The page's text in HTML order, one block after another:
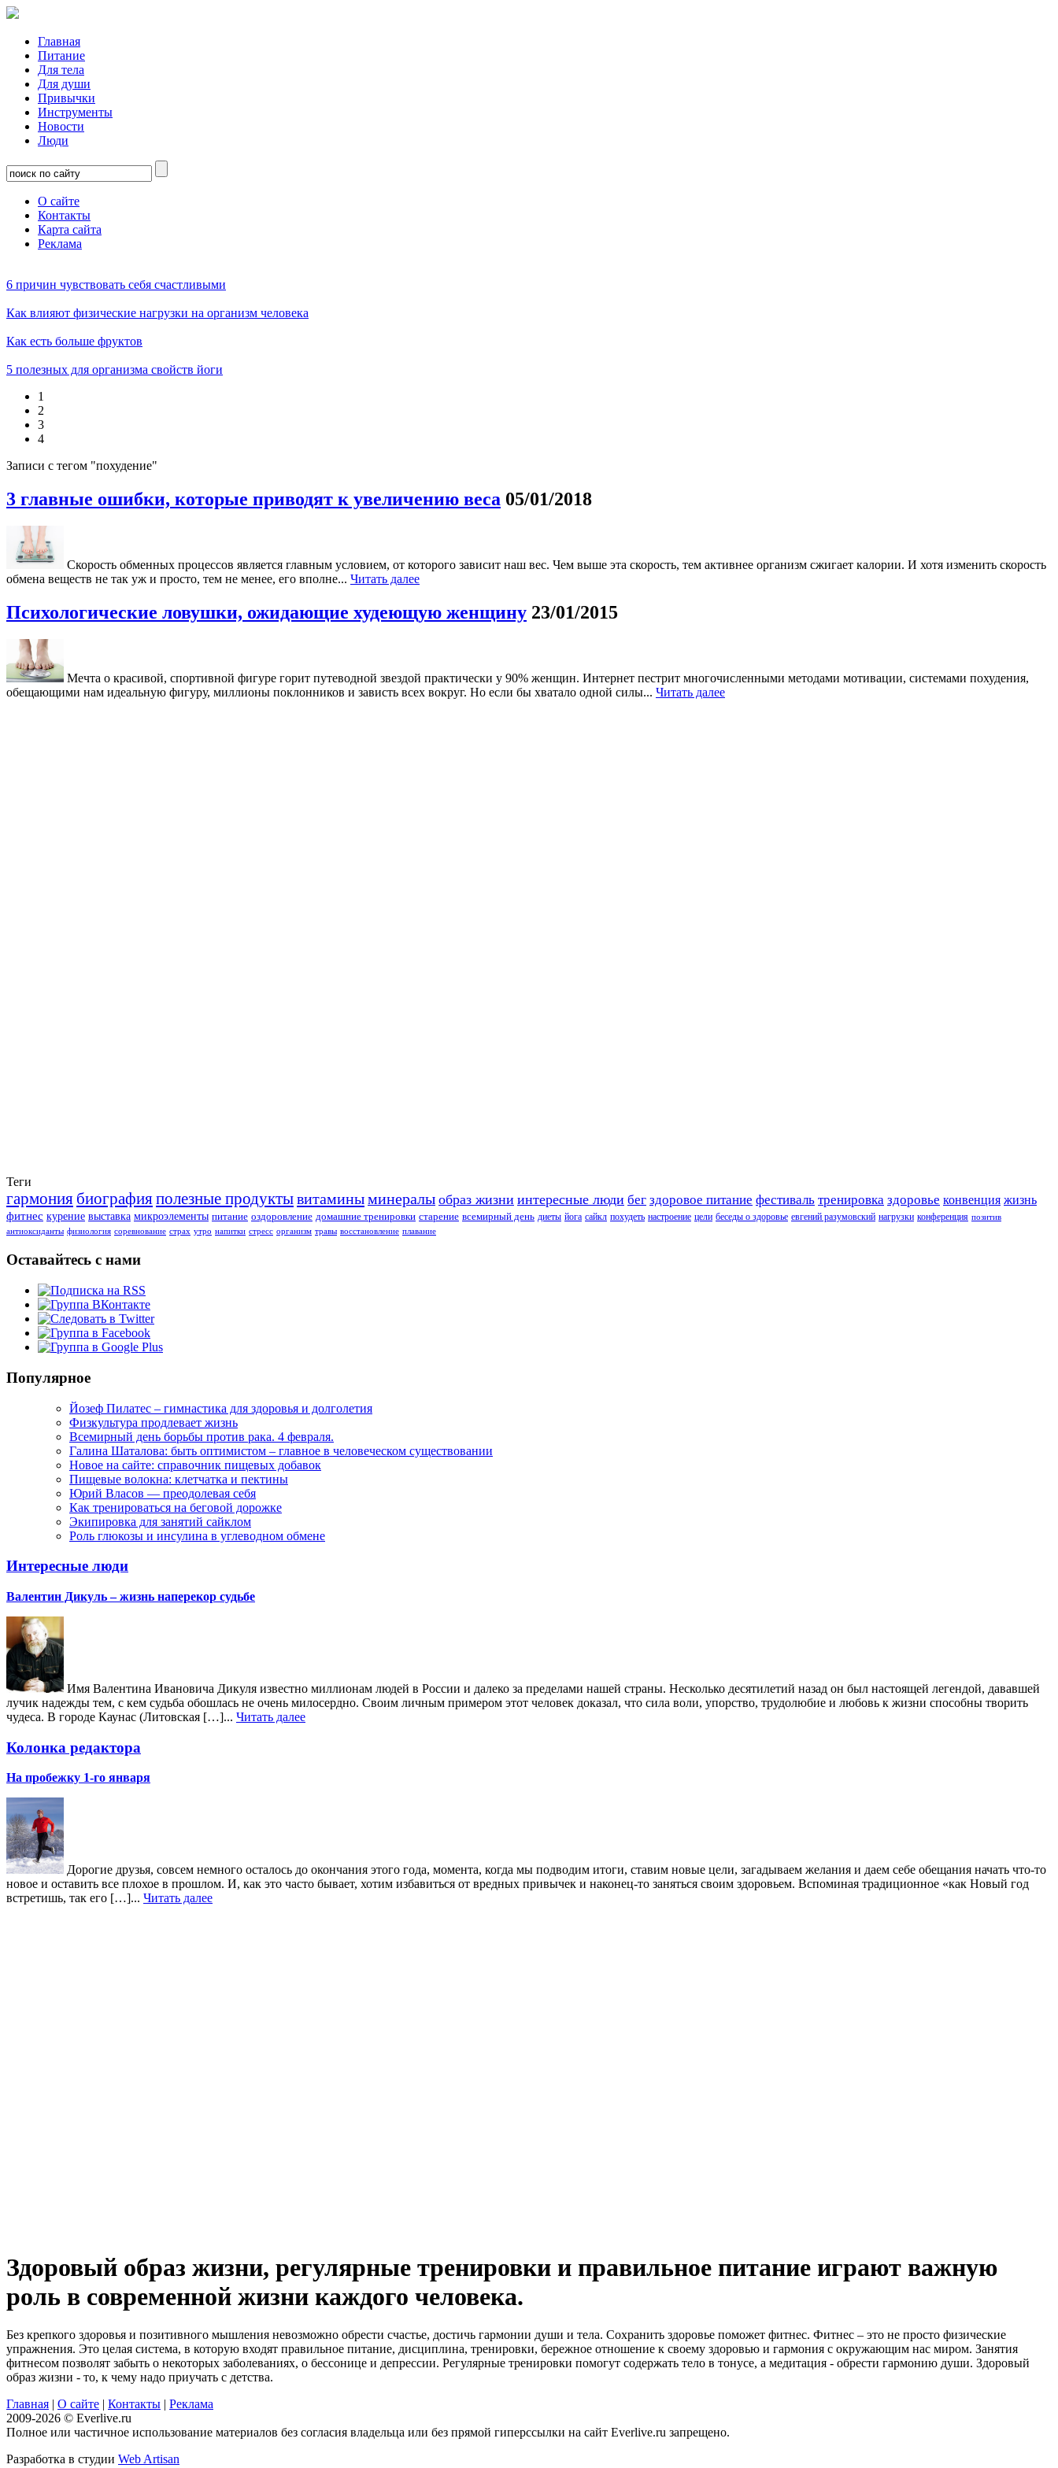
Главная
Питание
Для тела
Для души
Привычки
Инструменты
Новости
Люди
О сайте
Контакты
Карта сайта
Реклама
6 причин чувствовать себя счастливыми
Как влияют физические нагрузки на организм человека
Как есть больше фруктов
5 полезных для организма свойств йоги
1
2
3
4
Записи с тегом "похудение"
3 главные ошибки, которые приводят к увеличению веса 05/01/2018
Скорость обменных процессов является главным условием, от которого зависит наш вес. Чем выше эта скорость, тем активнее организм сжигает калории. И хотя изменить скорость
обмена веществ не так уж и просто, тем не менее, его вполне... Читать далее
Психологические ловушки, ожидающие худеющую женщину 23/01/2015
Мечта о красивой, спортивной фигуре горит путеводной звездой практически у 90% женщин. Интернет пестрит многочисленными методами мотивации, системами похудения,
обещающими нам идеальную фигуру, миллионы поклонников и зависть всех вокруг. Но если бы хватало одной силы... Читать далее
Теги
гармония биографияполезные продуктывитаминыминералы образ жизни интересные люди бег здоровое питание фестиваль тренировка здоровье конвенция жизнь
фитнес курение выставка микроэлементы питание оздоровление домашние тренировки старение всемирный день диеты йога сайкл похудеть настроение цели беседы о здоровье евгений разумовский нагрузки конференция позитив
антиоксиданты физиология соревнование страх утро напитки стресс организм травы восстановление плавание
Оставайтесь с нами
Популярное
Йозеф Пилатес – гимнастика для здоровья и долголетия
Физкультура продлевает жизнь
Всемирный день борьбы против рака. 4 февраля.
Галина Шаталова: быть оптимистом – главное в человеческом существовании
Новое на сайте: справочник пищевых добавок
Пищевые волокна: клетчатка и пектины
Юрий Власов — преодолевая себя
Как тренироваться на беговой дорожке
Экипировка для занятий сайклом
Роль глюкозы и инсулина в углеводном обмене
Интересные люди
Валентин Дикуль – жизнь наперекор судьбе
Имя Валентина Ивановича Дикуля известно миллионам людей в России и далеко за пределами нашей страны. Несколько десятилетий назад он был настоящей легендой, дававшей
лучик надежды тем, с кем судьба обошлась не очень милосердно. Своим личным примером этот человек доказал, что сила воли, упорство, трудолюбие и любовь к жизни способны творить
чудеса. В городе Каунас (Литовская […]... Читать далее
Колонка редактора
На пробежку 1-го января
Дорогие друзья, совсем немного осталось до окончания этого года, момента, когда мы подводим итоги, ставим новые цели, загадываем желания и даем себе обещания начать что-то
новое и оставить все плохое в прошлом. И, как это часто бывает, хотим избавиться от вредных привычек и наконец-то заняться своим здоровьем. Вспоминая традиционное «как Новый год
встретишь, так его […]... Читать далее
Здоровый образ жизни, регулярные тренировки и правильное питание играют важную
роль в современной жизни каждого человека.
Без крепкого здоровья и позитивного мышления невозможно обрести счастье, достичь гармонии души и тела. Сохранить здоровье поможет фитнес. Фитнес – это не просто физические
упражнения. Это целая система, в которую входят правильное питание, дисциплина, тренировки, бережное отношение к своему здоровью и гармония с окружающим нас миром. Занятия
фитнесом позволят забыть о некоторых заболеваниях, о бессонице и депрессии. Регулярные тренировки помогут содержать тело в тонусе, а медитация - обрести гармонию души. Здоровый
образ жизни - то, к чему надо приучать с детства.
Главная | О сайте | Контакты | Реклама
2009-2026 © Everlive.ru
Полное или частичное использование материалов без согласия владельца или без прямой гиперссылки на сайт Everlive.ru запрещено.
Разработка в студии Web Artisan